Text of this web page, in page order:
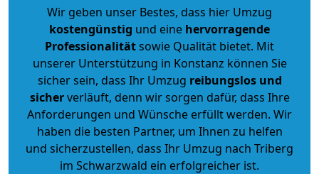
Wir geben unser Bestes, dass hier Umzug
kostengünstig und eine hervorragende
Professionalitätsowie Qualität bietet. Mit
unserer Unterstützung in Konstanz können Sie
sicher sein, dass Ihr Umzug reibungslos und
sicherverläuft, denn wir sorgen dafür, dass Ihre
Anforderungen und Wünsche erfüllt werden. Wir
haben die besten Partner, um Ihnen zu helfen
und sicherzustellen, dass Ihr Umzug nach Triberg
im Schwarzwald ein erfolgreicher ist.